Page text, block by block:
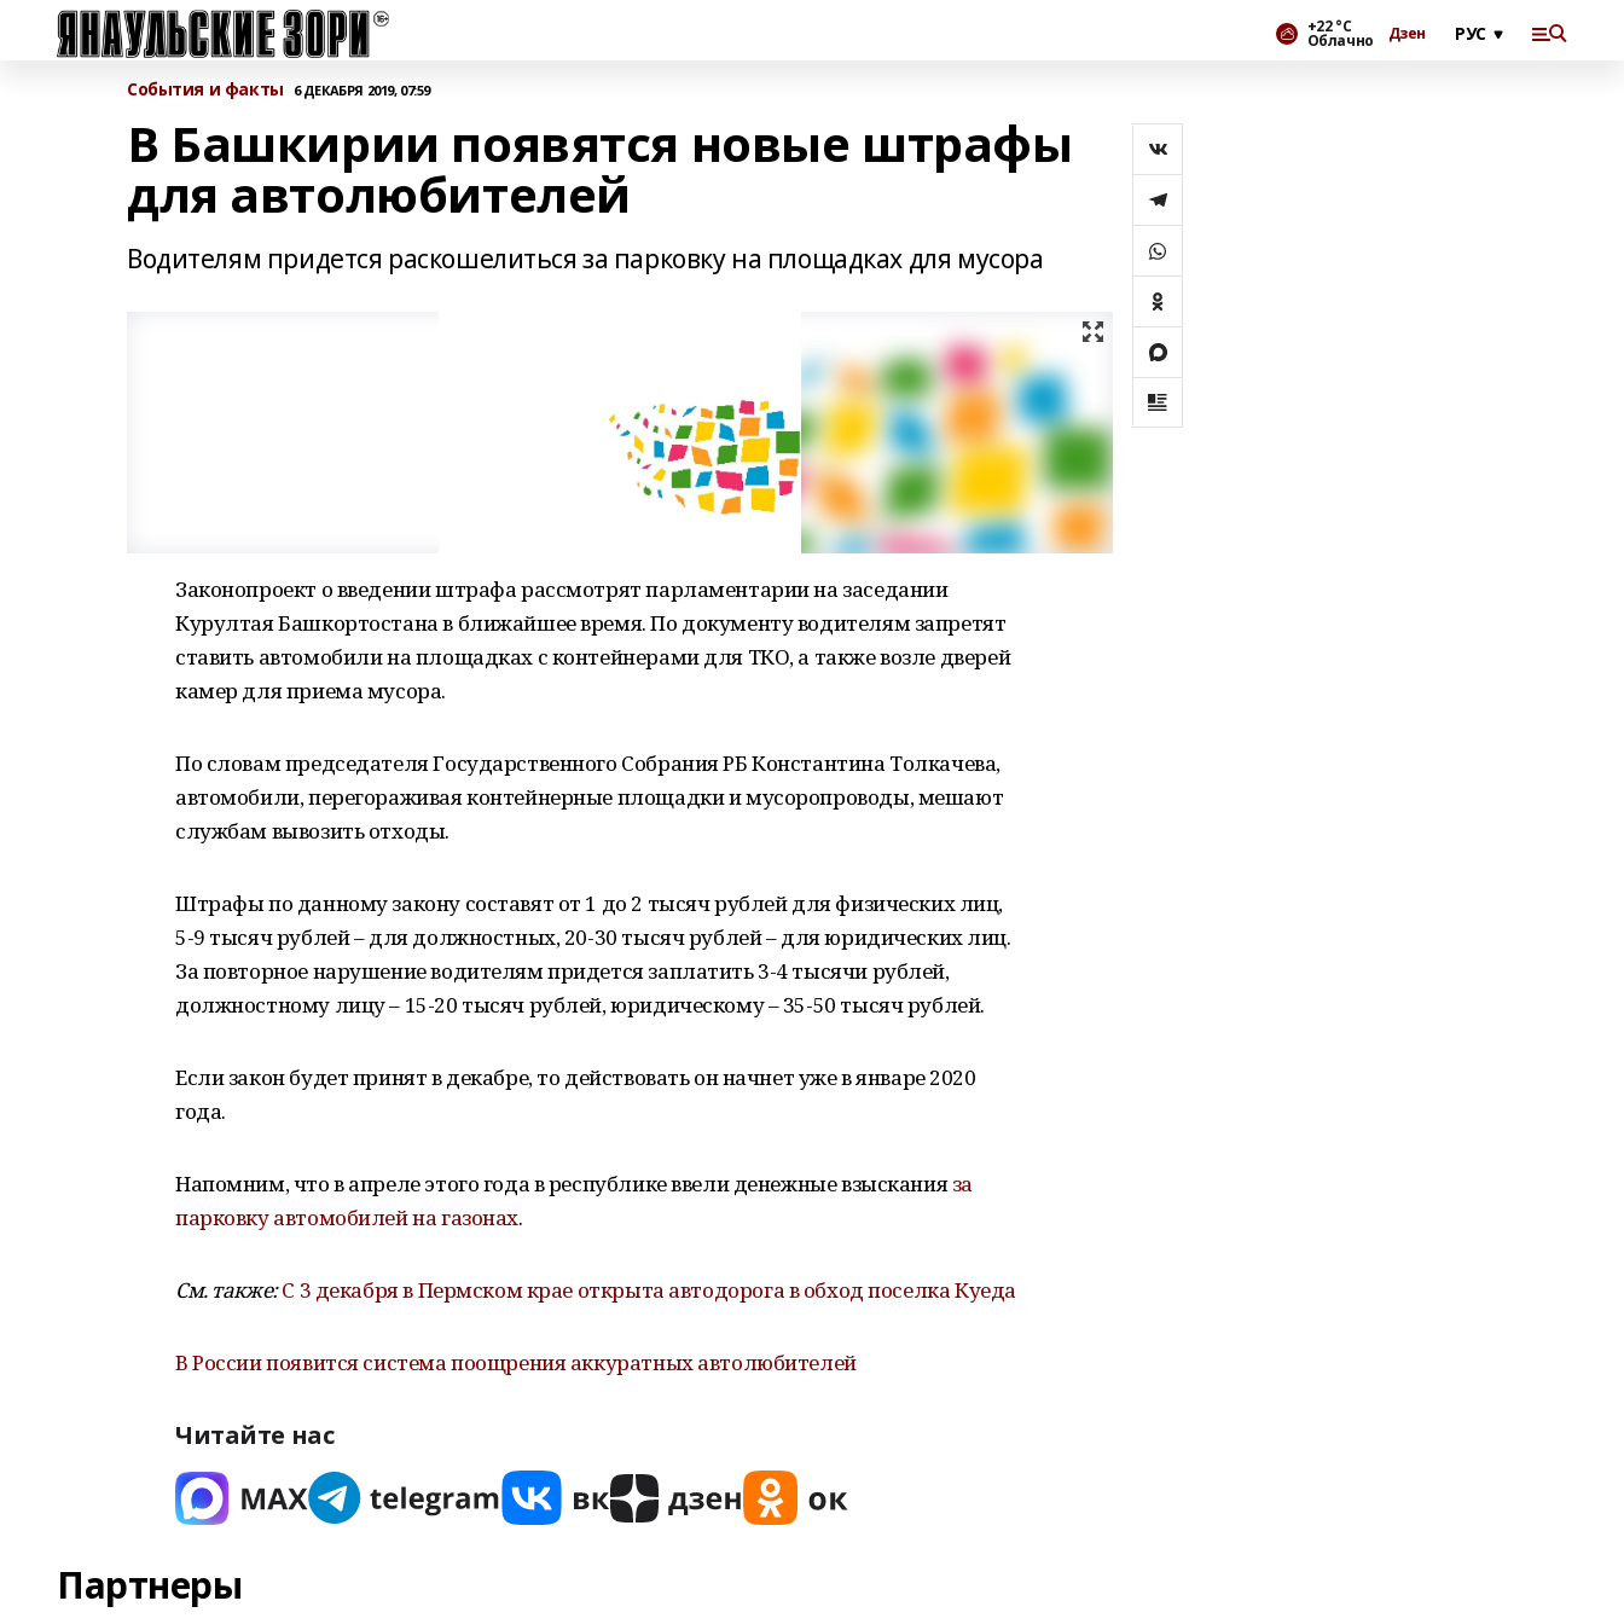
+22 °С
Облачно Дзен
События и факты 6 ДЕКАБРЯ 2019, 07:59
В Башкирии появятся новые штрафы
для автолюбителей
Водителям придется раскошелиться за парковку на площадках для мусора
Законопроект о введении штрафа рассмотрят парламентарии на заседании
Курултая Башкортостана в ближайшее время. По документу водителям запретят
ставить автомобили на площадках с контейнерами для ТКО, а также возле дверей
камер для приема мусора.
По словам председателя Государственного Собрания РБ Константина Толкачева,
автомобили, перегораживая контейнерные площадки и мусоропроводы, мешают
службам вывозить отходы.
Штрафы по данному закону составят от 1 до 2 тысяч рублей для физических лиц,
5-9 тысяч рублей – для должностных, 20-30 тысяч рублей – для юридических лиц.
За повторное нарушение водителям придется заплатить 3-4 тысячи рублей,
должностному лицу – 15-20 тысяч рублей, юридическому – 35-50 тысяч рублей.
Если закон будет принят в декабре, то действовать он начнет уже в январе 2020
года.
Напомним, что в апреле этого года в республике ввели денежные взысканияза
парковку автомобилей на газонах.
См. также:С 3 декабря в Пермском крае открыта автодорога в обход поселка Куеда
В России появится система поощрения аккуратных автолюбителей
Читайте нас
Партнеры